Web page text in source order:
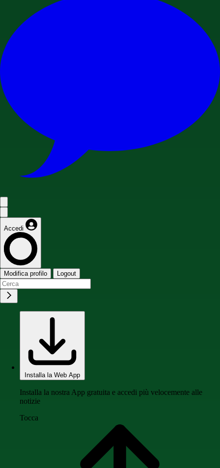
Accedi
Modifica profilo Logout
Installa la Web App
Installa la nostra App gratuita e accedi più velocemente alle
notizie
Tocca